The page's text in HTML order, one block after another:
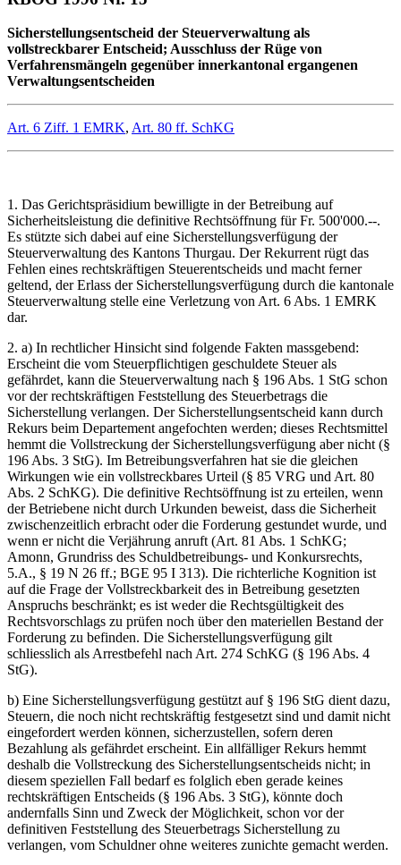
Sicherstellungsentscheid der Steuerverwaltung als
vollstreckbarer Entscheid; Ausschluss der Rüge von
Verfahrensmängeln gegenüber innerkantonal ergangenen
Verwaltungsentscheiden
Art. 6 Ziff. 1 EMRK, Art. 80 ff. SchKG
1. Das Gerichtspräsidium bewilligte in der Betreibung auf
Sicherheitsleistung die definitive Rechtsöffnung für Fr. 500'000.--.
Es stützte sich dabei auf eine Sicherstellungsverfügung der
Steuerverwaltung des Kantons Thurgau. Der Rekurrent rügt das
Fehlen eines rechtskräftigen Steuerentscheids und macht ferner
geltend, der Erlass der Sicherstellungsverfügung durch die kantonale
Steuerverwaltung stelle eine Verletzung von Art. 6 Abs. 1 EMRK
dar.
2. a) In rechtlicher Hinsicht sind folgende Fakten massgebend:
Erscheint die vom Steuerpflichtigen geschuldete Steuer als
gefährdet, kann die Steuerverwaltung nach § 196 Abs. 1 StG schon
vor der rechtskräftigen Feststellung des Steuerbetrags die
Sicherstellung verlangen. Der Sicherstellungsentscheid kann durch
Rekurs beim Departement angefochten werden; dieses Rechtsmittel
hemmt die Vollstreckung der Sicherstellungsverfügung aber nicht (§
196 Abs. 3 StG). Im Betreibungsverfahren hat sie die gleichen
Wirkungen wie ein vollstreckbares Urteil (§ 85 VRG und Art. 80
Abs. 2 SchKG). Die definitive Rechtsöffnung ist zu erteilen, wenn
der Betriebene nicht durch Urkunden beweist, dass die Sicherheit
zwischenzeitlich erbracht oder die Forderung gestundet wurde, und
wenn er nicht die Verjährung anruft (Art. 81 Abs. 1 SchKG;
Amonn, Grundriss des Schuldbetreibungs- und Konkursrechts,
5.A., § 19 N 26 ff.; BGE 95 I 313). Die richterliche Kognition ist
auf die Frage der Vollstreckbarkeit des in Betreibung gesetzten
Anspruchs beschränkt; es ist weder die Rechtsgültigkeit des
Rechtsvorschlags zu prüfen noch über den materiellen Bestand der
Forderung zu befinden. Die Sicherstellungsverfügung gilt
schliesslich als Arrestbefehl nach Art. 274 SchKG (§ 196 Abs. 4
StG).
b) Eine Sicherstellungsverfügung gestützt auf § 196 StG dient dazu,
Steuern, die noch nicht rechtskräftig festgesetzt sind und damit nicht
eingefordert werden können, sicherzustellen, sofern deren
Bezahlung als gefährdet erscheint. Ein allfälliger Rekurs hemmt
deshalb die Vollstreckung des Sicherstellungsentscheids nicht; in
diesem speziellen Fall bedarf es folglich eben gerade keines
rechtskräftigen Entscheids (§ 196 Abs. 3 StG), könnte doch
andernfalls Sinn und Zweck der Möglichkeit, schon vor der
definitiven Feststellung des Steuerbetrags Sicherstellung zu
verlangen, vom Schuldner ohne weiteres zunichte gemacht werden.